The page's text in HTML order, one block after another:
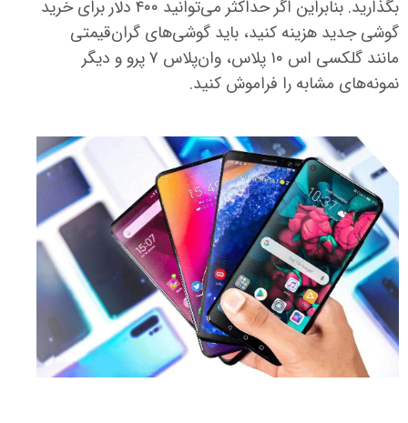
بگذارید. بنابراین اگر حداکثر می‌توانید ۴۰۰ دلار برای خرید
گوشی جدید هزینه کنید، باید گوشی‌های گران‌قیمتی
مانند گلکسی اس ۱۰ پلاس، وان‌پلاس ۷ پرو و دیگر
نمونه‌های مشابه را فراموش کنید.